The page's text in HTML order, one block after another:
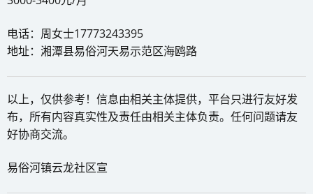
电话：周女士17773243395
地址：湘潭县易俗河天易示范区海鸥路
以上，仅供参考！信息由相关主体提供，平台只进行友好发
布，所有内容真实性及责任由相关主体负责。任何问题请友
好协商交流。
易俗河镇云龙社区宣